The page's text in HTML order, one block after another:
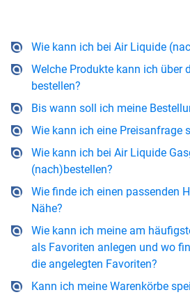
Wie kann ich bei Air Liquide
Welche Produkte kann ich über
bestellen?
Bis wann soll ich meine
Wie kann ich eine Preisanfrage
Wie kann ich bei Air Liquide
(nach)bestellen?
Wie finde ich einen passenden
Nähe?
Wie kann ich meine am
als Favoriten anlegen und wo
die angelegten Favoriten?
Kann ich meine Warenkörbe